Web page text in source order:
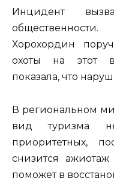
Инцидент
Хорохордин
охоты на этот
показала, что
В региональном
вид туризма
приоритетных,
снизится
поможет в